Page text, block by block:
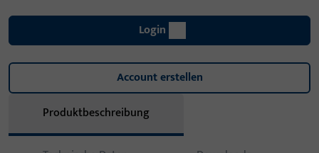
Login
Account erstellen
Produktbeschreibung